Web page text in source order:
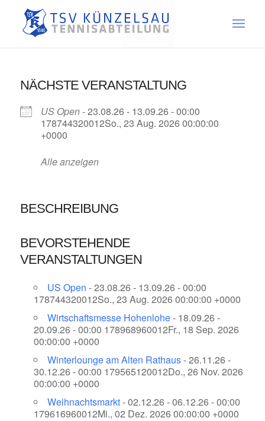
NÄCHSTE VERANSTALTUNG
US Open- 23.08.26 - 13.09.26 - 00:00
178744320012So., 23 Aug. 2026 00:00:00
+0000
Alle anzeigen
BESCHREIBUNG
BEVORSTEHENDE
VERANSTALTUNGEN
US Open - 23.08.26 - 13.09.26 - 00:00
178744320012So., 23 Aug. 2026 00:00:00 +0000
Wirtschaftsmesse Hohenlohe- 18.09.26 -
20.09.26 - 00:00 178968960012Fr., 18 Sep. 2026
00:00:00 +0000
Winterlounge am Alten Rathaus- 26.11.26 -
30.12.26 - 00:00 179565120012Do., 26 Nov. 2026
00:00:00 +0000
Weihnachtsmarkt- 02.12.26 - 06.12.26 - 00:00
179616960012Mi., 02 Dez. 2026 00:00:00 +0000